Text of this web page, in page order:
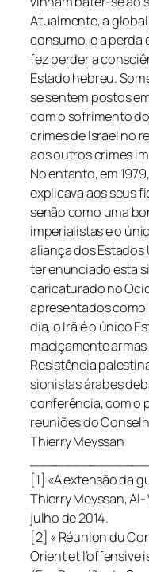
Atualmente, a
consumo, e a perda
fez perder a
Estado hebreu.
se sentem postos
com o sofrimento
crimes de Israel no
aos outros crimes
No entanto, em
explicava aos seus
senão como uma
imperialistas e o
aliança dos Estados
ter enunciado esta
caricaturado no
apresentados como
dia, o Irã é o único
maciçamente
Resistência
sionistas árabes
conferência, com o
reuniões do
Thierry Meyssan
[1] «A extensão da
Thierry Meyssan, Al-
julho de 2014.
[2] « Réunion du
Orient et l’offensive